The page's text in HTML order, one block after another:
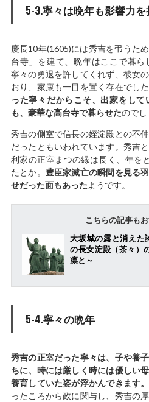
5-3.寧々は晩年も影響力
慶長10年(1605)には秀吉を弔うた
台寺」を建て、晩年はここで暮
寧々の勇退を許してくれず、彼女
おり、家康も一目を置く存在でした
った寧々だからこそ、出家をし
も、豪華な高台寺で暮らせたのでし
秀吉の側室で信長の姪淀殿との不
だったともいわれています。秀吉
利家の正室まつの縁は長く、年を
たとか。 豊臣家滅亡の瞬間を見る
せだった面もあったようです。
こちらの記事も
大坂城の露と消えた
の長女淀殿（茶々）
凛と～
5-4.寧々の晩年
秀吉の正室だった寧々は、子や養
ちに、時には厳しく時には優しい
養育していた姿が浮かんできます。
ったころから政に関与し、秀吉の